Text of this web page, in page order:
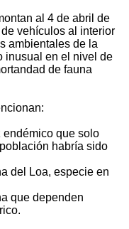
al 4 de abril de
vehículos al interior
ambientales de la
inusual en el nivel de
de fauna
endémico que solo
habría sido
del Loa, especie en
que dependen